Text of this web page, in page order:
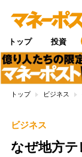
トップ 投資
トップ ビジネス
ビジネス
なぜ地方